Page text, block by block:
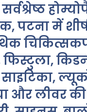
पटना में
फिस्टुला,
और लीवर